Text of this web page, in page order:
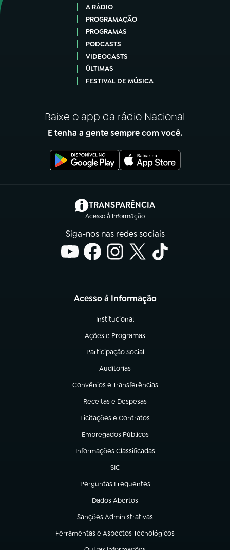
A RÁDIO
PROGRAMAÇÃO
PROGRAMAS
PODCASTS
VIDEOCASTS
ÚLTIMAS
FESTIVAL DE MÚSICA
Baixe o app da rádio Nacional
E tenha a gente sempre com você.
TRANSPARÊNCIA
Acesso à Informação
(abre em nova aba)
Siga-nos nas redes sociais
Acesso à Informação
Institucional
(abre em nova aba)
Ações e Programas
(abre em nova aba)
Participação Social
(abre em nova aba)
Auditorias
(abre em nova aba)
Convênios e Transferências
(abre em nova aba)
Receitas e Despesas
(abre em nova aba)
Licitações e Contratos
(abre em nova aba)
Empregados Públicos
(abre em nova aba)
Informações Classificadas
(abre em nova aba)
SIC
(abre em nova aba)
Perguntas Frequentes
(abre em nova aba)
Dados Abertos
(abre em nova aba)
Sanções Administrativas
(abre em nova aba)
Ferramentas e Aspectos Tecnológicos
(abre em nova aba)